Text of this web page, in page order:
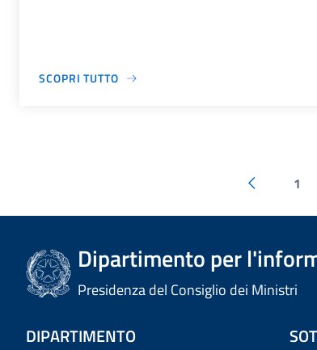
SCOPRI TUTTO
1
Dipartimento per
Presidenza del Consiglio dei Ministri
DIPARTIMENTO